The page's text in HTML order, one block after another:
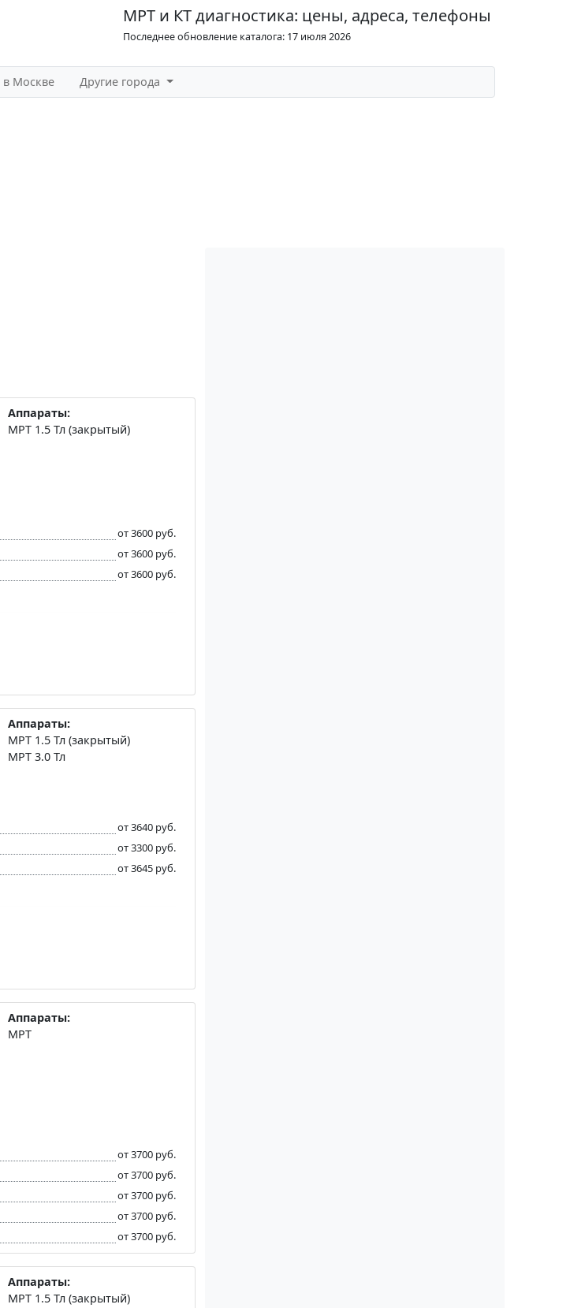
МРТ и КТ диагностика: цены, адреса, телефоны
Последнее обновление каталога: 17 июля 2026
в Москве Другие города
Аппараты:
МРТ 1.5 Тл (закрытый)
от 3600 руб.
от 3600 руб.
от 3600 руб.
Аппараты:
МРТ 1.5 Тл (закрытый)
МРТ 3.0 Тл
от 3640 руб.
от 3300 руб.
от 3645 руб.
Аппараты:
МРТ
от 3700 руб.
от 3700 руб.
от 3700 руб.
от 3700 руб.
от 3700 руб.
Аппараты:
МРТ 1.5 Тл (закрытый)